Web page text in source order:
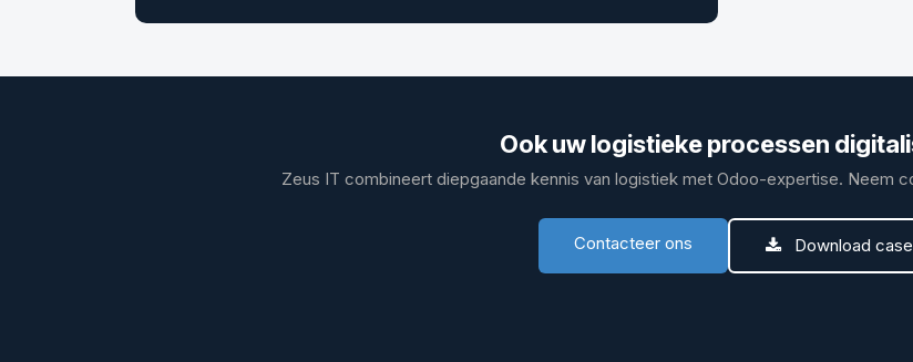
Ook uw logistieke processen
Zeus IT combineert diepgaande kennis van logistiek met Odoo-expertise. Neem
Contacteer ons Download case